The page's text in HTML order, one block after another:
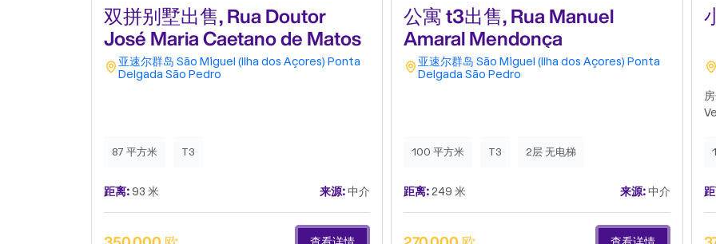
双拼别墅出售, Rua Doutor
José Maria Caetano de Matos
亚速尔群岛 São Miguel (Ilha dos Açores) Ponta
Delgada São Pedro
87 平方米 T3
距离:93 米 来源:中介
公寓 t3出售, Rua Manuel
Amaral Mendonça
亚速尔群岛 São Miguel (Ilha dos Açores) Ponta
Delgada São Pedro
100 平方米 T3 2层 无电梯
距离:249 米 来源:中介